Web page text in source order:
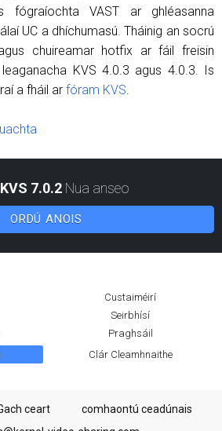
fógraíochta VAST ar ghléasanna
UC a dhíchumasú. Tháinig an socrú
chuireamar hotfix ar fáil freisin
leaganacha KVS 4.0.3 agus 4.0.3. Is
a fháil ar fóram KVS.
KVS 7.0.2 Nua anseo
ORDÚ ANOIS
Custaiméirí
Seirbhísí
Praghsáil
Clár Cleamhnaithe
ceart
comhaontú ceadúnais